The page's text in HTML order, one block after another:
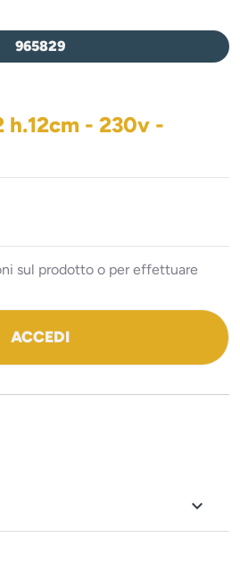
965829
- 230v -
sul prodotto o per effettuare
ACCEDI
